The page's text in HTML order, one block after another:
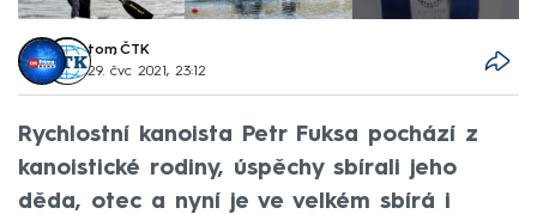
tom, ČTK
29. čvc 2021, 23:12
Rychlostní kanoista Petr Fuksa pochází z
kanoistické rodiny, úspěchy sbírali jeho
děda, otec a nyní je ve velkém sbírá i